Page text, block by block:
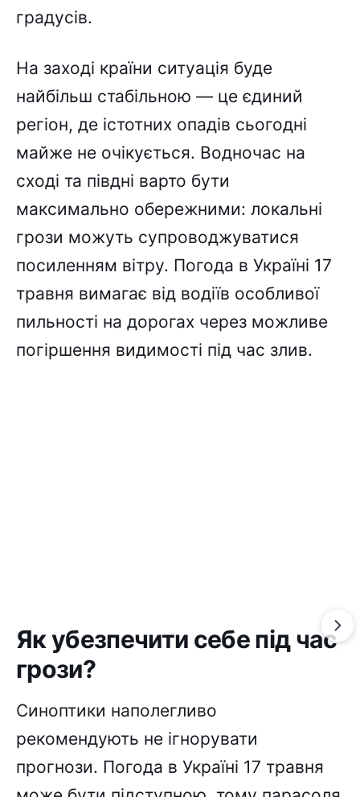
градусів.
На заході країни ситуація буде
найбільш стабільною — це єдиний
регіон, де істотних опадів сьогодні
майже не очікується. Водночас на
сході та півдні варто бути
максимально обережними: локальні
грози можуть супроводжуватися
посиленням вітру. Погода в Україні 17
травня вимагає від водіїв особливої
пильності на дорогах через можливе
погіршення видимості під час злив.
Як убезпечити себе під час
грози?
Синоптики наполегливо
рекомендують не ігнорувати
прогнози. Погода в Україні 17 травня